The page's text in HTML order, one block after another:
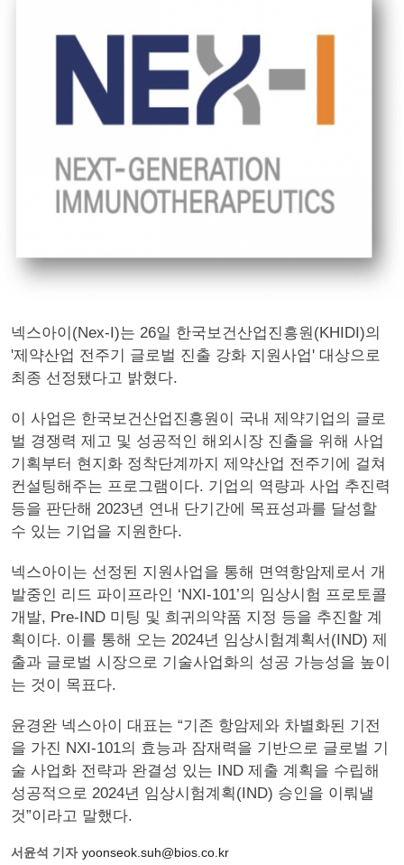
넥스아이(Nex-I)는 26일 한국보건산업진흥원(KHIDI)의
'제약산업 전주기 글로벌 진출 강화 지원사업' 대상으로
최종 선정됐다고 밝혔다.
이 사업은 한국보건산업진흥원이 국내 제약기업의 글로
벌 경쟁력 제고 및 성공적인 해외시장 진출을 위해 사업
기획부터 현지화 정착단계까지 제약산업 전주기에 걸쳐
컨설팅해주는 프로그램이다. 기업의 역량과 사업 추진력
등을 판단해 2023년 연내 단기간에 목표성과를 달성할
수 있는 기업을 지원한다.
넥스아이는 선정된 지원사업을 통해 면역항암제로서 개
발중인 리드 파이프라인 ‘NXI-101’의 임상시험 프로토콜
개발, Pre-IND 미팅 및 희귀의약품 지정 등을 추진할 계
획이다. 이를 통해 오는 2024년 임상시험계획서(IND) 제
출과 글로벌 시장으로 기술사업화의 성공 가능성을 높이
는 것이 목표다.
윤경완 넥스아이 대표는 “기존 항암제와 차별화된 기전
을 가진 NXI-101의 효능과 잠재력을 기반으로 글로벌 기
술 사업화 전략과 완결성 있는 IND 제출 계획을 수립해
성공적으로 2024년 임상시험계획(IND) 승인을 이뤄낼
것”이라고 말했다.
서윤석 기자 yoonseok.suh@bios.co.kr